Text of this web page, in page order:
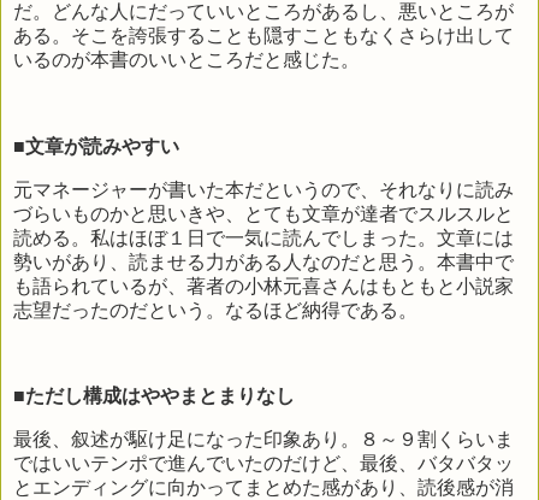
だ。どんな人にだっていいところがあるし、悪いところが
ある。そこを誇張することも隠すこともなくさらけ出して
いるのが本書のいいところだと感じた。
■文章が読みやすい
元マネージャーが書いた本だというので、それなりに読み
づらいものかと思いきや、とても文章が達者でスルスルと
読める。私はほぼ１日で一気に読んでしまった。文章には
勢いがあり、読ませる力がある人なのだと思う。本書中で
も語られているが、著者の小林元喜さんはもともと小説家
志望だったのだという。なるほど納得である。
■ただし構成はややまとまりなし
最後、叙述が駆け足になった印象あり。８～９割くらいま
ではいいテンポで進んでいたのだけど、最後、バタバタッ
とエンディングに向かってまとめた感があり、読後感が消